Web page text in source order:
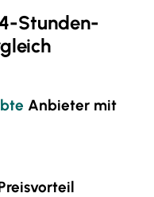
Stunden-
Anbieter mit